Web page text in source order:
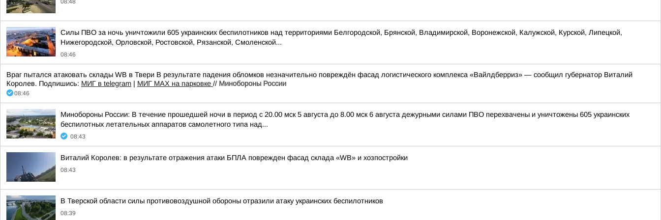
08:48
Силы ПВО за ночь уничтожили 605 украинских беспилотников над территориями Белгородской, Брянской, Владимирской, Воронежской, Калужской, Курской, Липецкой,
Нижегородской, Орловской, Ростовской, Рязанской, Смоленской...
08:46
Враг пытался атаковать склады WB в Твери В результате падения обломков незначительно повреждён фасад логистического комплекса «Вайлдберриз» — сообщил губернатор Виталий
Королев. Подпишись: МИГ в telegram | МИГ МAX на парковке // Минобороны России
08:46
Минобороны России: В течение прошедшей ночи в период с 20.00 мск 5 августа до 8.00 мск 6 августа дежурными силами ПВО перехвачены и уничтожены 605 украинских
беспилотных летательных аппаратов самолетного типа над...
08:43
Виталий Королев: в результате отражения атаки БПЛА поврежден фасад склада «WB» и хозпостройки
08:43
В Тверской области силы противовоздушной обороны отразили атаку украинских беспилотников
08:39